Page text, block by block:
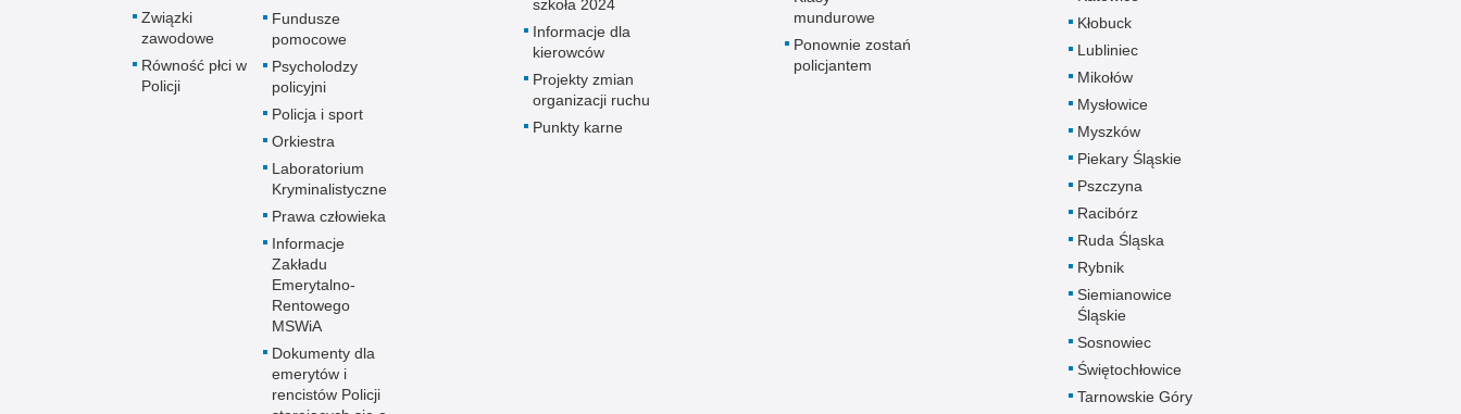
Związki
zawodowe
Równość płci w
Policji
Fundusze
pomocowe
Psycholodzy
policyjni
Policja i sport
Orkiestra
Laboratorium
Kryminalistyczne
Prawa człowieka
Informacje
Zakładu
Emerytalno-
Rentowego
MSWiA
Dokumenty dla
emerytów i
rencistów Policji
szkoła 2024
Informacje dla
kierowców
Projekty zmian
organizacji ruchu
Punkty karne
mundurowe
Ponownie zostań
policjantem
Kłobuck
Lubliniec
Mikołów
Mysłowice
Myszków
Piekary Śląskie
Pszczyna
Racibórz
Ruda Śląska
Rybnik
Siemianowice
Śląskie
Sosnowiec
Świętochłowice
Tarnowskie Góry